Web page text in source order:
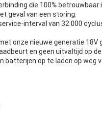
die 100%
geval van een storing.
interval van 32.000
met onze nieuwe generatie
en geen uitvaltijd op de
op te laden op weg